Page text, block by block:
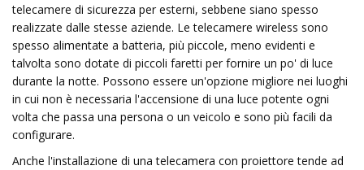
telecamere di sicurezza per esterni, sebbene siano spesso
realizzate dalle stesse aziende. Le telecamere wireless sono
spesso alimentate a batteria, più piccole, meno evidenti e
talvolta sono dotate di piccoli faretti per fornire un po' di luce
durante la notte. Possono essere un'opzione migliore nei luoghi
in cui non è necessaria l'accensione di una luce potente ogni
volta che passa una persona o un veicolo e sono più facili da
configurare.
Anche l'installazione di una telecamera con proiettore tende ad